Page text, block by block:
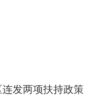
发两项扶持政策